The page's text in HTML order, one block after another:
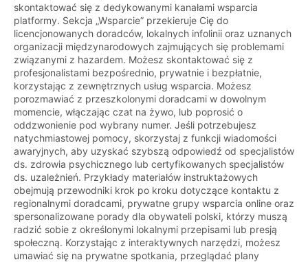
skontaktować się z dedykowanymi kanałami wsparcia
platformy. Sekcja „Wsparcie” przekieruje Cię do
licencjonowanych doradców, lokalnych infolinii oraz uznanych
organizacji międzynarodowych zajmujących się problemami
związanymi z hazardem. Możesz skontaktować się z
profesjonalistami bezpośrednio, prywatnie i bezpłatnie,
korzystając z zewnętrznych usług wsparcia. Możesz
porozmawiać z przeszkolonymi doradcami w dowolnym
momencie, włączając czat na żywo, lub poprosić o
oddzwonienie pod wybrany numer. Jeśli potrzebujesz
natychmiastowej pomocy, skorzystaj z funkcji wiadomości
awaryjnych, aby uzyskać szybszą odpowiedź od specjalistów
ds. zdrowia psychicznego lub certyfikowanych specjalistów
ds. uzależnień. Przykłady materiałów instruktażowych
obejmują przewodniki krok po kroku dotyczące kontaktu z
regionalnymi doradcami, prywatne grupy wsparcia online oraz
spersonalizowane porady dla obywateli polski, którzy muszą
radzić sobie z określonymi lokalnymi przepisami lub presją
społeczną. Korzystając z interaktywnych narzędzi, możesz
umawiać się na prywatne spotkania, przeglądać plany